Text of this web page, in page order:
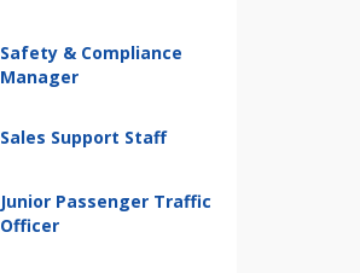
Safety & Compliance
Manager
Sales Support Staff
Junior Passenger Traffic
Officer